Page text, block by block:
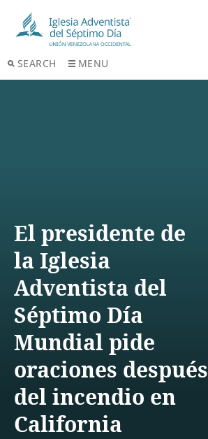
SEARCH MENU
El presidente de
la Iglesia
Adventista del
Séptimo Día
Mundial pide
oraciones después
del incendio en
California